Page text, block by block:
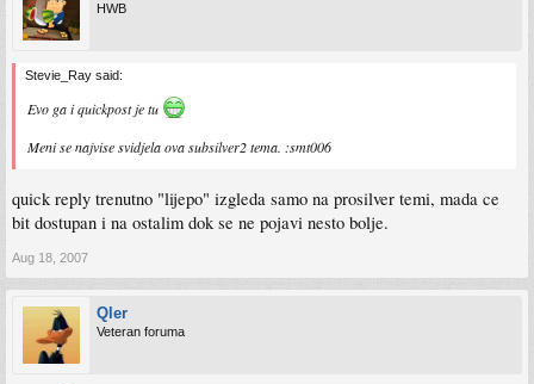
HWB
Stevie_Ray said:
Evo ga i quickpost je tu
Meni se najvise svidjela ova subsilver2 tema. :smt006
quick reply trenutno "lijepo" izgleda samo na prosilver temi, mada ce
bit dostupan i na ostalim dok se ne pojavi nesto bolje.
Aug 18, 2007
Qler
Veteran foruma